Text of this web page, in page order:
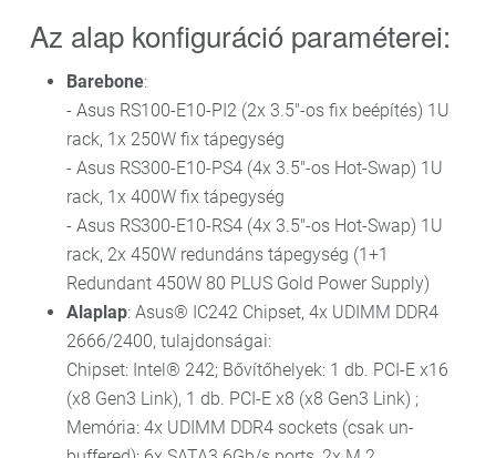
Az alap konfiguráció paraméterei:
Barebone:
- Asus RS100-E10-PI2 (2x 3.5"-os fix beépítés) 1U
rack, 1x 250W fix tápegység
- Asus RS300-E10-PS4 (4x 3.5"-os Hot-Swap) 1U
rack, 1x 400W fix tápegység
- Asus RS300-E10-RS4 (4x 3.5"-os Hot-Swap) 1U
rack, 2x 450W redundáns tápegység (1+1
Redundant 450W 80 PLUS Gold Power Supply)
Alaplap: Asus® IC242 Chipset, 4x UDIMM DDR4
2666/2400, tulajdonságai:
Chipset: Intel® 242; Bővítőhelyek: 1 db. PCI-E x16
(x8 Gen3 Link), 1 db. PCI-E x8 (x8 Gen3 Link) ;
Memória: 4x UDIMM DDR4 sockets (csak un-